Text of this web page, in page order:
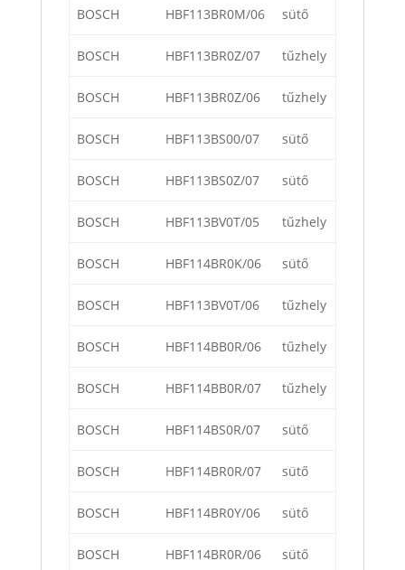
BOSCH HBF113BR0M/06 sütő
BOSCH HBF113BR0Z/07 tűzhely
BOSCH HBF113BR0Z/06 tűzhely
BOSCH HBF113BS00/07 sütő
BOSCH HBF113BS0Z/07 sütő
BOSCH HBF113BV0T/05 tűzhely
BOSCH HBF114BR0K/06 sütő
BOSCH HBF113BV0T/06 tűzhely
BOSCH HBF114BB0R/06 tűzhely
BOSCH HBF114BB0R/07 tűzhely
BOSCH HBF114BS0R/07 sütő
BOSCH HBF114BR0R/07 sütő
BOSCH HBF114BR0Y/06 sütő
BOSCH HBF114BR0R/06 sütő